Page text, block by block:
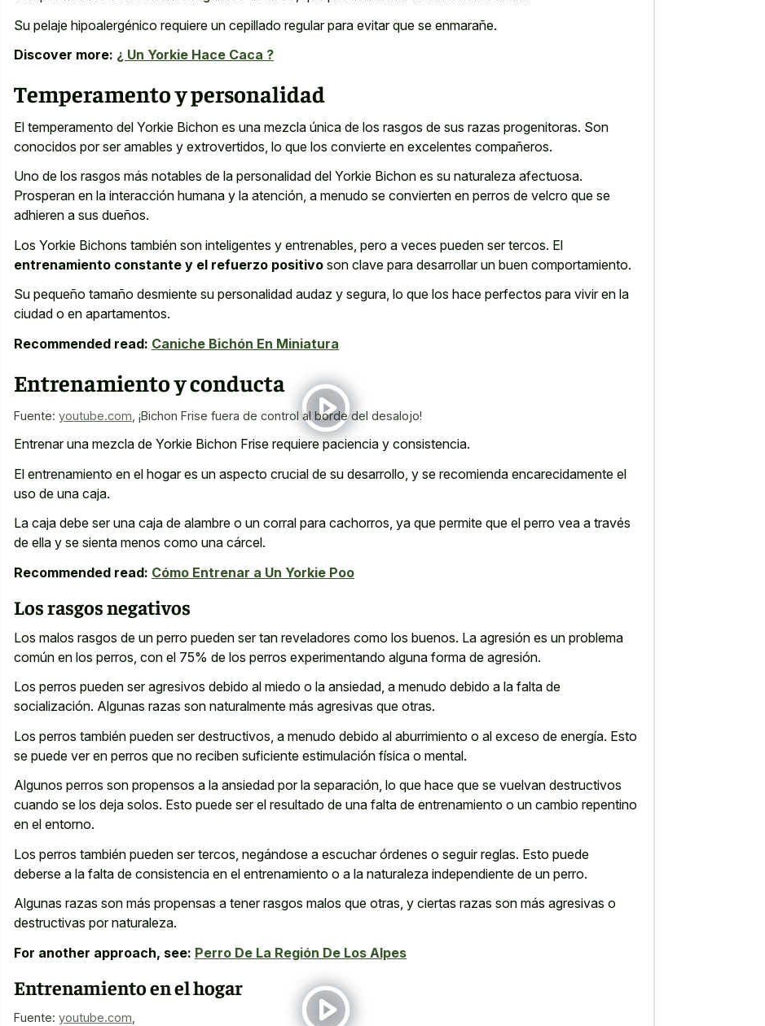
Su pelaje hipoalergénico requiere un cepillado regular para evitar que se enmarañe.
Discover more: ¿ Un Yorkie Hace Caca ?
Temperamento y personalidad
El temperamento del Yorkie Bichon es una mezcla única de los rasgos de sus razas progenitoras. Son
conocidos por ser amables y extrovertidos, lo que los convierte en excelentes compañeros.
Uno de los rasgos más notables de la personalidad del Yorkie Bichon es su naturaleza afectuosa.
Prosperan en la interacción humana y la atención, a menudo se convierten en perros de velcro que se
adhieren a sus dueños.
Los Yorkie Bichons también son inteligentes y entrenables, pero a veces pueden ser tercos. El
entrenamiento constante y el refuerzo positivo son clave para desarrollar un buen comportamiento.
Su pequeño tamaño desmiente su personalidad audaz y segura, lo que los hace perfectos para vivir en la
ciudad o en apartamentos.
Recommended read: Caniche Bichón En Miniatura
Entrenamiento y conducta
Fuente: youtube.com ¡Bichon Frise fuera de control al borde del desalojo!
Entrenar una mezcla de Yorkie Bichon Frise requiere paciencia y consistencia.
El entrenamiento en el hogar es un aspecto crucial de su desarrollo, y se recomienda encarecidamente el
uso de una caja.
La caja debe ser una caja de alambre o un corral para cachorros, ya que permite que el perro vea a través
de ella y se sienta menos como una cárcel.
Recommended read: Cómo Entrenar a Un Yorkie Poo
Los rasgos negativos
Los malos rasgos de un perro pueden ser tan reveladores como los buenos. La agresión es un problema
común en los perros, con el 75% de los perros experimentando alguna forma de agresión.
Los perros pueden ser agresivos debido al miedo o la ansiedad, a menudo debido a la falta de
socialización. Algunas razas son naturalmente más agresivas que otras.
Los perros también pueden ser destructivos, a menudo debido al aburrimiento o al exceso de energía. Esto
se puede ver en perros que no reciben suficiente estimulación física o mental.
Algunos perros son propensos a la ansiedad por la separación, lo que hace que se vuelvan destructivos
cuando se los deja solos. Esto puede ser el resultado de una falta de entrenamiento o un cambio repentino
en el entorno.
Los perros también pueden ser tercos, negándose a escuchar órdenes o seguir reglas. Esto puede
deberse a la falta de consistencia en el entrenamiento o a la naturaleza independiente de un perro.
Algunas razas son más propensas a tener rasgos malos que otras, y ciertas razas son más agresivas o
destructivas por naturaleza.
For another approach, see: Perro De La Región De Los Alpes
Entrenamiento en el hogar
Fuente: youtube.com